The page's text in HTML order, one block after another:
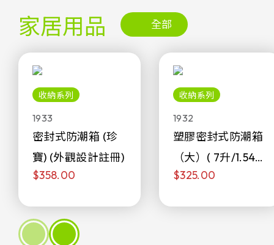
家居用品 全部
收納系列
1933
密封式防潮箱 (珍
寶) (外觀設計註冊)
$358.00
收納系列
1932
塑膠密封式防潮箱
（大）( 7升/1.54加
侖)
$325.00